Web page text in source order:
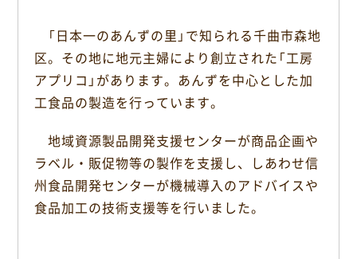
「日本一のあんずの里」で知られる千曲市森地
区。その地に地元主婦により創立された「工房
アプリコ」があります。あんずを中心とした加
工食品の製造を行っています。
地域資源製品開発支援センターが商品企画や
ラベル・販促物等の製作を支援し、しあわせ信
州食品開発センターが機械導入のアドバイスや
食品加工の技術支援等を行いました。